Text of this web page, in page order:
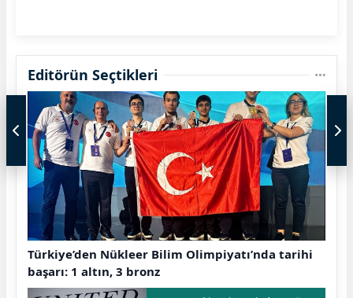
Editörün Seçtikleri
Türkiye’den Nükleer Bilim Olimpiyatı’nda tarihi
başarı: 1 altın, 3 bronz